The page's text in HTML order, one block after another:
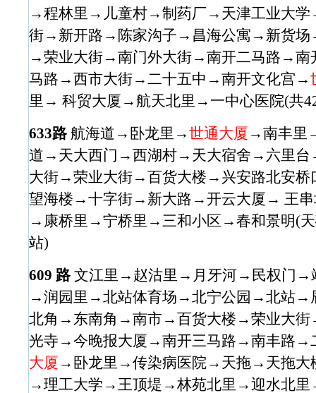
→程林里→儿童村→制药厂→天津工业大
街→新开路→陈家沟子→昌海公寓→新货
→荣业大街→南门外大街→南开二马路→南
马路→西市大街→二十五中→南开文化宫→
里→ 科贸大厦→航天北里→一中心医院(共
633路航海道→卧龙里→世通大厦 →南丰里
道→天大西门→西湖村→天大宿舍→六里
大街→荣业大街→百货大楼→兴安路北安
望海楼→十字街→新大路→开云大厦→ 王
→康桥里→宁桥里→三和小区→春和景明(
站)
609 路文江里→赵沽里→月牙河→民权门→
→润园里→北站体育场→北宁公园→北站
北角→东南角→南市→百货大楼→荣业大
光寺→今晚报大厦→南开三马路→南丰路→
大厦 →卧龙里→传染病医院→天拖→天拖大
→理工大学→王顶堤→林苑北里→迎水北